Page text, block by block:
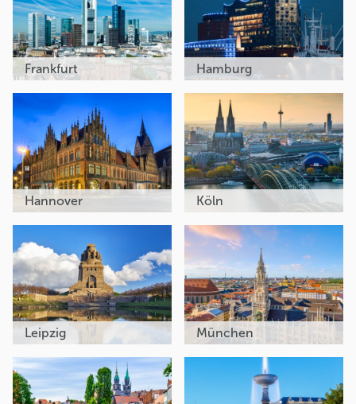
Frankfurt Hamburg
Hannover Köln
Leipzig München